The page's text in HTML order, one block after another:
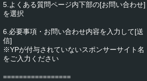
5.よくある質問ページ内下部の[お問い合わせ]
を選択
6.必要事項・お問い合わせ内容を入力して[送
信]
※YPが付与されていないスポンサーサイト名
をご入力ください
=================